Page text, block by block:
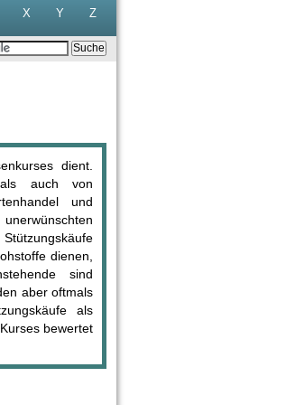
X Y Z
dient.
als auch von
und
dienen,
sind
aber oftmals
als
bewertet